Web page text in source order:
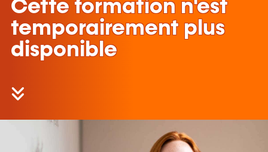
Cette formation n'est
temporairement plus
disponible